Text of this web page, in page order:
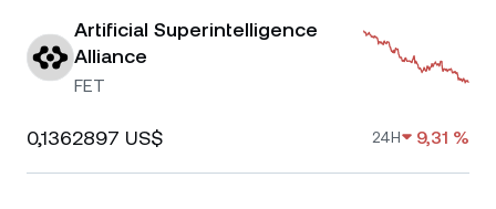
Artificial Superintelligence
Alliance
FET
0,1362897 US$ 24H 9,31 %